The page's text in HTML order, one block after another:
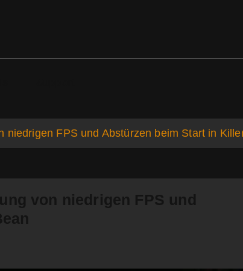
niedrigen FPS und Abstürzen beim Start in
von niedrigen FPS und